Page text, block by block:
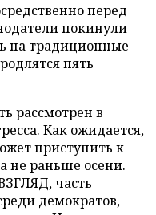
перед
покинули
на традиционные
пять
рассмотрен в
Как ожидается,
приступить к
не раньше осени.
часть
демократов,